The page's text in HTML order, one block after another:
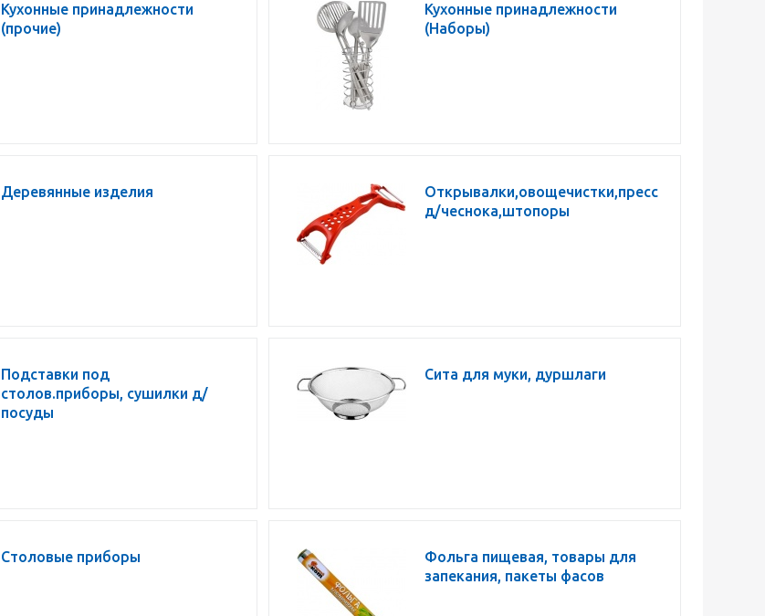
Кухонные принадлежности
(прочие)
Кухонные принадлежности
(Наборы)
Деревянные изделия
Открывалки,овощечистки,пресс
д/чеснока,штопоры
Подставки под
столов.приборы, сушилки д/
посуды
Сита для муки, дуршлаги
Столовые приборы
Фольга пищевая, товары для
запекания, пакеты фасов